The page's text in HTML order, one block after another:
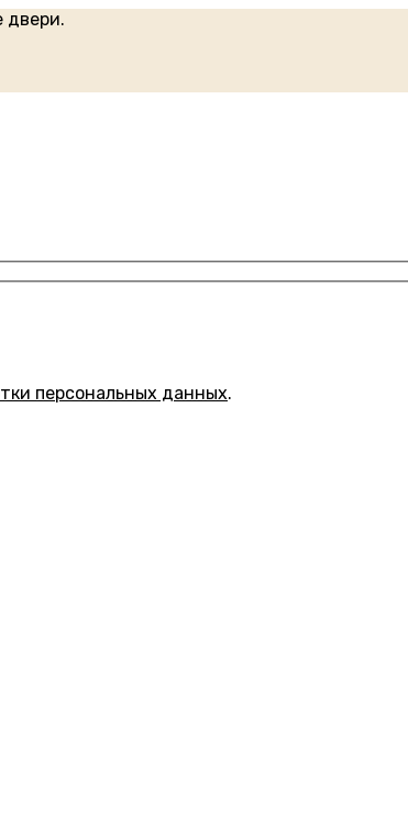
двери.
персональных данных.